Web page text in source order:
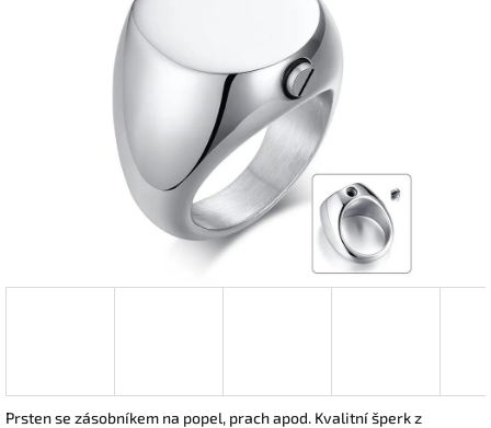
Prsten se zásobníkem na popel, prach apod. Kvalitní šperk z